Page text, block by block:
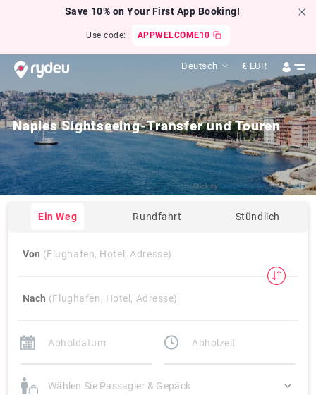
Save 10% on Your First App Booking!
Use code: APPWELCOME10
Deutsch € EUR
Naples Sightseeing-Transfer und Touren
Click bySamuel WalkerfromPexels
Ein Weg Rundfahrt Stündlich
Von (Flughafen, Hotel, Adresse)
Nach (Flughafen, Hotel, Adresse)
Wählen Sie Passagier & Gepäck